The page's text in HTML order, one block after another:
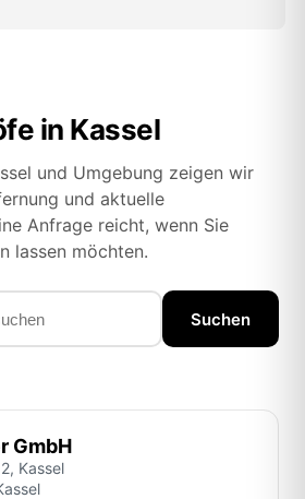
in Kassel
und Umgebung zeigen wir
und aktuelle
Anfrage reicht, wenn Sie
lassen möchten.
Suchen
GmbH
Kassel